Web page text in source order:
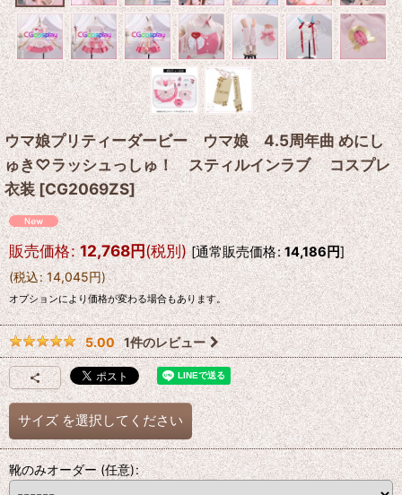
ウマ娘プリティーダービー ウマ娘 4.5周年曲 めにし
ゅき♡ラッシュっしゅ！ スティルインラブ コスプレ
衣装[CG2069ZS]
販売価格: 12,768円(税別) [通常販売価格: 14,186円]
(税込: 14,045円)
オプションにより価格が変わる場合もあります。
5.00 1件のレビュー
サイズ を選択してください
靴のみオーダー(任意):